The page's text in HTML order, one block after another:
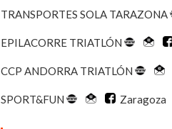
TRANSPORTES SOLA TARAZONA
EPILACORRE TRIATLÓN
CCP ANDORRA TRIATLÓN
SPORT&FUN Zaragoza